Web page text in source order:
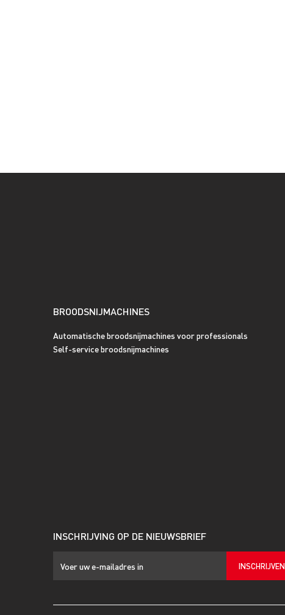
INSCHRIJVING OP DE NIEUWSBRIEF
INSCHRIJVEN
BROODSNIJMACHINES
Automatische broodsnijmachines voor professionals
Self-service broodsnijmachines